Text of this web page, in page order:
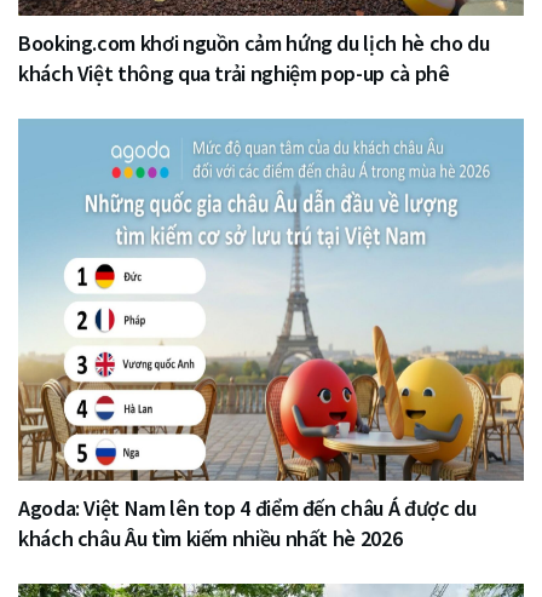
Booking.com khơi nguồn cảm hứng du lịch hè cho du
khách Việt thông qua trải nghiệm pop-up cà phê
Agoda: Việt Nam lên top 4 điểm đến châu Á được du
khách châu Âu tìm kiếm nhiều nhất hè 2026